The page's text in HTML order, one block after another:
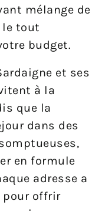
mélange de
le tout
budget.
et ses
à la
que la
dans des
en formule
adresse a
pour offrir